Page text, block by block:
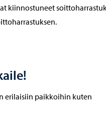
kiinnostuneet
erilaisiin paikkoihin kuten